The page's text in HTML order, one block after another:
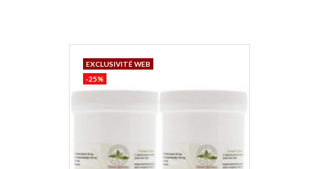
EXCLUSIVITÉ WEB
-25%